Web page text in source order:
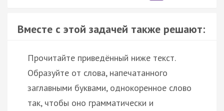
Вместе с этой задачей также решают:
Прочитайте приведённый ниже текст.
Образуйте от слова, напечатанного
заглавными буквами, однокоренное слово
так, чтобы оно грамматически и